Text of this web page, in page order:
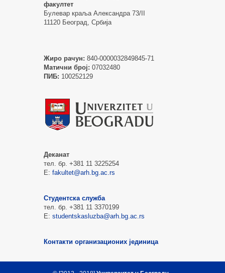
факултет
Булевар краља Александра 73/II
11120 Београд, Србија
Жиро рачун: 840-0000032849845-71
Матични број: 07032480
ПИБ: 100252129
Деканат
тел. бр. +381 11 3225254
Е: fakultet@arh.bg.ac.rs
Студентска служба
тел. бр. +381 11 3370199
Е: studentskasluzba@arh.bg.ac.rs
Контакти организационих јединица